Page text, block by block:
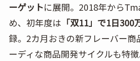
ーゲットに展開。2018年から
め、初年度は 「双11」で1日300
録。2カ月おきの新フレーバー商
ーディな商品開発サイクルも特徴